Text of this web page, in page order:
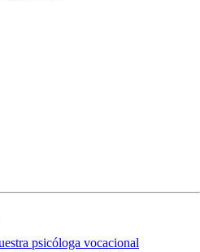
psicóloga vocacional